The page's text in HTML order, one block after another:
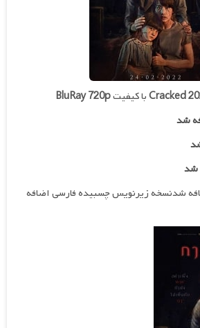
Crackedبا کیفیتBluRay 720p
شد
شدنسخه زیرنویس چسبیده فارسی اضافه